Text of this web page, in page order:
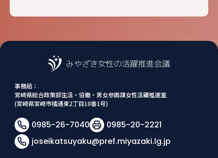
事務局：
宮崎県総合政策部生活・協働・男女参画課女性活躍推進室
(宮崎県宮崎市橘通東2丁目10番1号)
0985-26-7040
0985-20-2221
joseikatsuyaku@pref.miyazaki.lg.jp